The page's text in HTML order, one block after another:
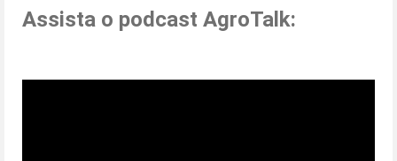
Assista o podcast AgroTalk: